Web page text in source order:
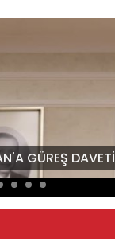
GÜREŞ DAVETİ